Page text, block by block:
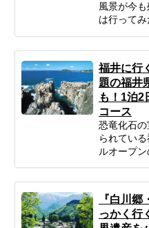
風景が今
は行って
福井に行
題の福井
も！1泊2
コース
恐竜化石
られてい
ルオープ
『白川
っかく行